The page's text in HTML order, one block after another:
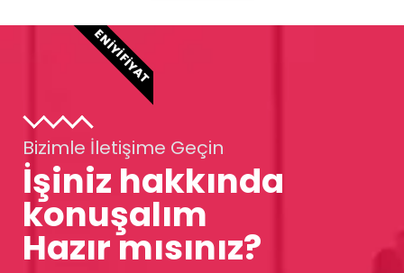
EN İYI FIYAT
Bizimle İletişime Geçin
İşiniz hakkında
konuşalım
Hazır mısınız?